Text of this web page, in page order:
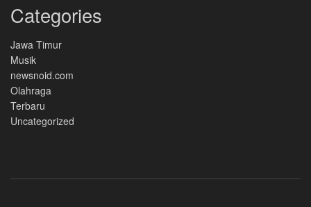
Categories
Jawa Timur
Musik
newsnoid.com
Olahraga
Terbaru
Uncategorized